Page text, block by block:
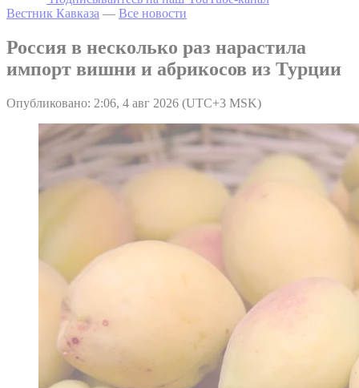
Вестник Кавказа — Все новости
Россия в несколько раз нарастила
импорт вишни и абрикосов из Турции
Опубликовано: 2:06, 4 авг 2026 (UTC+3 MSK)